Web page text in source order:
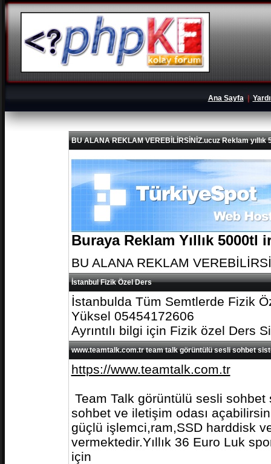
Ana Sayfa|
BU ALANA REKLAM VEREBİLİRSİNİZ.ucuz Reklam yıllık
Buraya Reklam Yıllık
BU ALANA REKLAM
İstanbul Fizik Özel Ders
İstanbulda Tüm Semtlerde Fizik
Yüksel 05454172606
Ayrıntılı bilgi için Fizik özel Ders
www.teamtalk.com.tr team talk görüntülü sesli sohbet
https://www.teamtalk.com.tr
Team Talk görüntülü sesli
sohbet ve iletişim odası
güçlü işlemci,ram,SSD harddisk
vermektedir.Yıllık 36 Euro Luk
için